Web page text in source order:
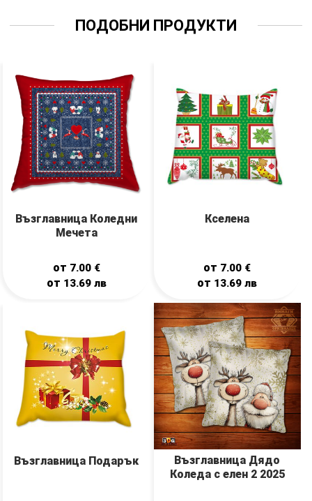
ПОДОБНИ ПРОДУКТИ
Възглавница Коледни
Мечета
от 7.00 €
от 13.69 лв
Кселена
от 7.00 €
от 13.69лв
Възглавница Подарък
Възглавница Дядо
Коледа с елен 2 2025